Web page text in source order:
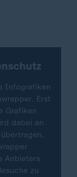
Infografiken
Erst
Grafiken
dabei an
Anbieters
zu